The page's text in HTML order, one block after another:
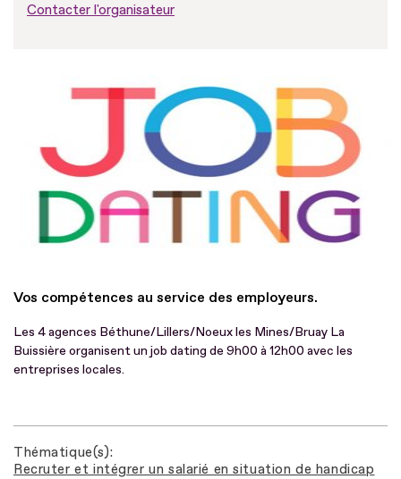
Contacter l'organisateur
Vos compétences au service des employeurs.
Les 4 agences Béthune/Lillers/Noeux les Mines/Bruay La
Buissière organisent un job dating de 9h00 à 12h00 avec les
entreprises locales.
Thématique(s)
Recruter et intégrer un salarié en situation de handicap